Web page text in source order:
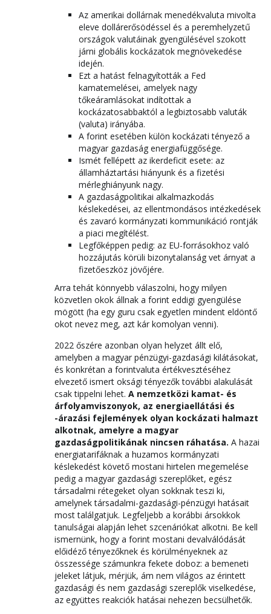
Az amerikai dollárnak menedékvaluta mivolta
eleve dollárerősödéssel és a peremhelyzetű
országok valutáinak gyengülésével szokott
járni globális kockázatok megnövekedése
idején.
Ezt a hatást felnagyították a Fed
kamatemelései, amelyek nagy
tőkeáramlásokat indítottak a
kockázatosabbaktól a legbiztosabb valuták
(valuta) irányába.
A forint esetében külön kockázati tényező a
magyar gazdaság energiafüggősége.
Ismét fellépett az ikerdeficit esete: az
államháztartási hiányunk és a fizetési
mérleghiányunk nagy.
A gazdaságpolitikai alkalmazkodás
késlekedései, az ellentmondásos intézkedések
és zavaró kormányzati kommunikáció rontják
a piaci megítélést.
Legfőképpen pedig: az EU-forrásokhoz való
hozzájutás körüli bizonytalanság vet árnyat a
fizetőeszköz jövőjére.
Arra tehát könnyebb válaszolni, hogy milyen
közvetlen okok állnak a forint eddigi gyengülése
mögött (ha egy guru csak egyetlen mindent eldöntő
okot nevez meg, azt kár komolyan venni).
2022 őszére azonban olyan helyzet állt elő,
amelyben a magyar pénzügyi-gazdasági kilátásokat,
és konkrétan a forintvaluta értékvesztéséhez
elvezető ismert oksági tényezők további alakulását
csak tippelni lehet. A nemzetközi kamat- és
árfolyamviszonyok, az energiaellátási és
-árazási fejlemények olyan kockázati halmazt
alkotnak, amelyre a magyar
gazdaságpolitikának nincsen ráhatása. A hazai
energiatarifáknak a huzamos kormányzati
késlekedést követő mostani hirtelen megemelése
pedig a magyar gazdasági szereplőket, egész
társadalmi rétegeket olyan sokknak teszi ki,
amelynek társadalmi-gazdasági-pénzügyi hatásait
most találgatjuk. Legfeljebb a korábbi ársokkok
tanulságai alapján lehet szcenáriókat alkotni. Be kell
ismernünk, hogy a forint mostani devalválódását
előidéző tényezőknek és körülményeknek az
összessége számunkra fekete doboz: a bemeneti
jeleket látjuk, mérjük, ám nem világos az érintett
gazdasági és nem gazdasági szereplők viselkedése,
az együttes reakciók hatásai nehezen becsülhetők.